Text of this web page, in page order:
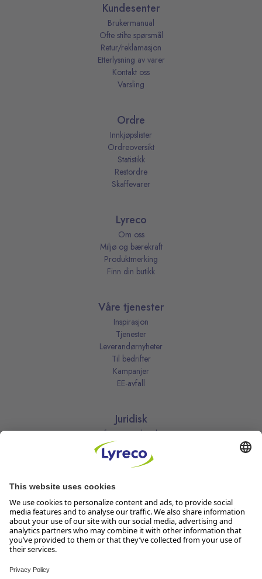
Kundesenter
Brukermanual
Ofte stilte spørsmål
Retur/reklamasjon
Etterlysning av varer
Kontakt oss
Varsling
Ordre
Innkjøpslister
Ordreoversikt
Statistikk
Restordre
Skaffevarer
Lyreco
Om oss
Miljø og bærekraft
Produktmerking
Finn din butikk
Våre tjenester
Inspirasjon
Tjenester
Leverandørnyheter
Til bedrifter
Kampanjer
EE-avfall
Juridisk
Informasjonskapsler
Kjøpsbetingelser
Personvernerklæring
Vilkår
Vilkår for kundeklubben
Åpenhetsloven
Endre dine personvernsinnstillinger